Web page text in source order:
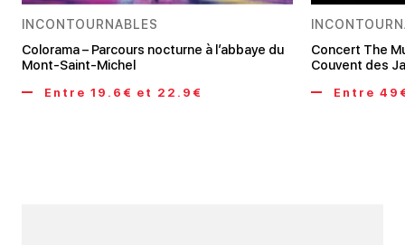
INCONTOURNABLES
Colorama – Parcours nocturne à l’abbaye du
Mont-Saint-Michel
Entre 19.6€ et 22.9€
Concert The
Couvent des
Entre